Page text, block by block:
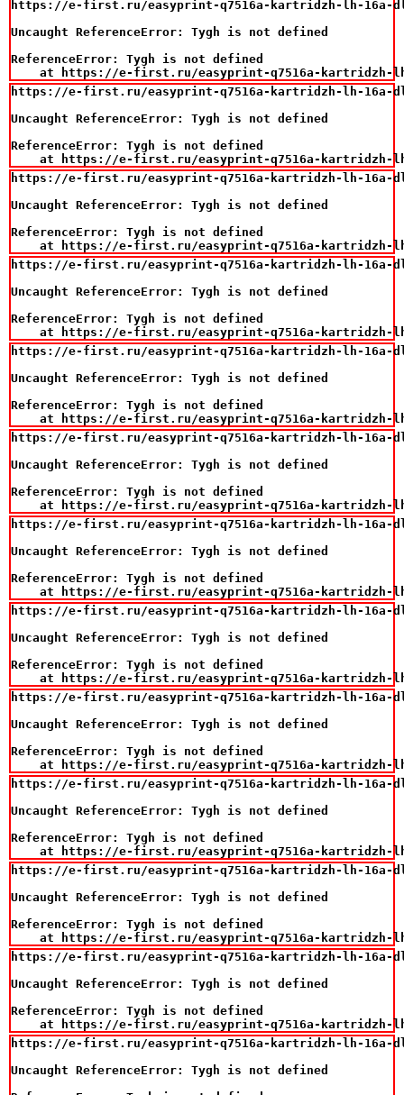
https://e-first.ru/easyprint-q7516a-kartridzh-lh-16a-
Uncaught ReferenceError: Tygh is not defined
ReferenceError: Tygh is not defined
at https://e-first.ru/easyprint-q7516a-
https://e-first.ru/easyprint-q7516a-kartridzh-lh-16a-
Uncaught ReferenceError: Tygh is not defined
ReferenceError: Tygh is not defined
at https://e-first.ru/easyprint-q7516a-
https://e-first.ru/easyprint-q7516a-kartridzh-lh-16a-
Uncaught ReferenceError: Tygh is not defined
ReferenceError: Tygh is not defined
at https://e-first.ru/easyprint-q7516a-
https://e-first.ru/easyprint-q7516a-kartridzh-lh-16a-
Uncaught ReferenceError: Tygh is not defined
ReferenceError: Tygh is not defined
at https://e-first.ru/easyprint-q7516a-
https://e-first.ru/easyprint-q7516a-kartridzh-lh-16a-
Uncaught ReferenceError: Tygh is not defined
ReferenceError: Tygh is not defined
at https://e-first.ru/easyprint-q7516a-
https://e-first.ru/easyprint-q7516a-kartridzh-lh-16a-
Uncaught ReferenceError: Tygh is not defined
ReferenceError: Tygh is not defined
at https://e-first.ru/easyprint-q7516a-
https://e-first.ru/easyprint-q7516a-kartridzh-lh-16a-
Uncaught ReferenceError: Tygh is not defined
ReferenceError: Tygh is not defined
at https://e-first.ru/easyprint-q7516a-
https://e-first.ru/easyprint-q7516a-kartridzh-lh-16a-
Uncaught ReferenceError: Tygh is not defined
ReferenceError: Tygh is not defined
at https://e-first.ru/easyprint-q7516a-
https://e-first.ru/easyprint-q7516a-kartridzh-lh-16a-
Uncaught ReferenceError: Tygh is not defined
ReferenceError: Tygh is not defined
at https://e-first.ru/easyprint-q7516a-
https://e-first.ru/easyprint-q7516a-kartridzh-lh-16a-
Uncaught ReferenceError: Tygh is not defined
ReferenceError: Tygh is not defined
at https://e-first.ru/easyprint-q7516a-
https://e-first.ru/easyprint-q7516a-kartridzh-lh-16a-
Uncaught ReferenceError: Tygh is not defined
ReferenceError: Tygh is not defined
at https://e-first.ru/easyprint-q7516a-
https://e-first.ru/easyprint-q7516a-kartridzh-lh-16a-
Uncaught ReferenceError: Tygh is not defined
ReferenceError: Tygh is not defined
at https://e-first.ru/easyprint-q7516a-
https://e-first.ru/easyprint-q7516a-kartridzh-lh-16a-
Uncaught ReferenceError: Tygh is not defined